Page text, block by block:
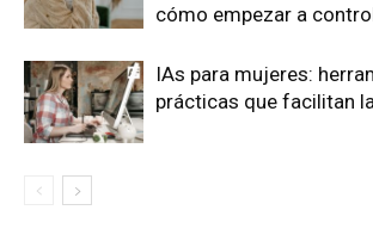
cómo empezar a
IAs para mujeres:
prácticas que facilitan